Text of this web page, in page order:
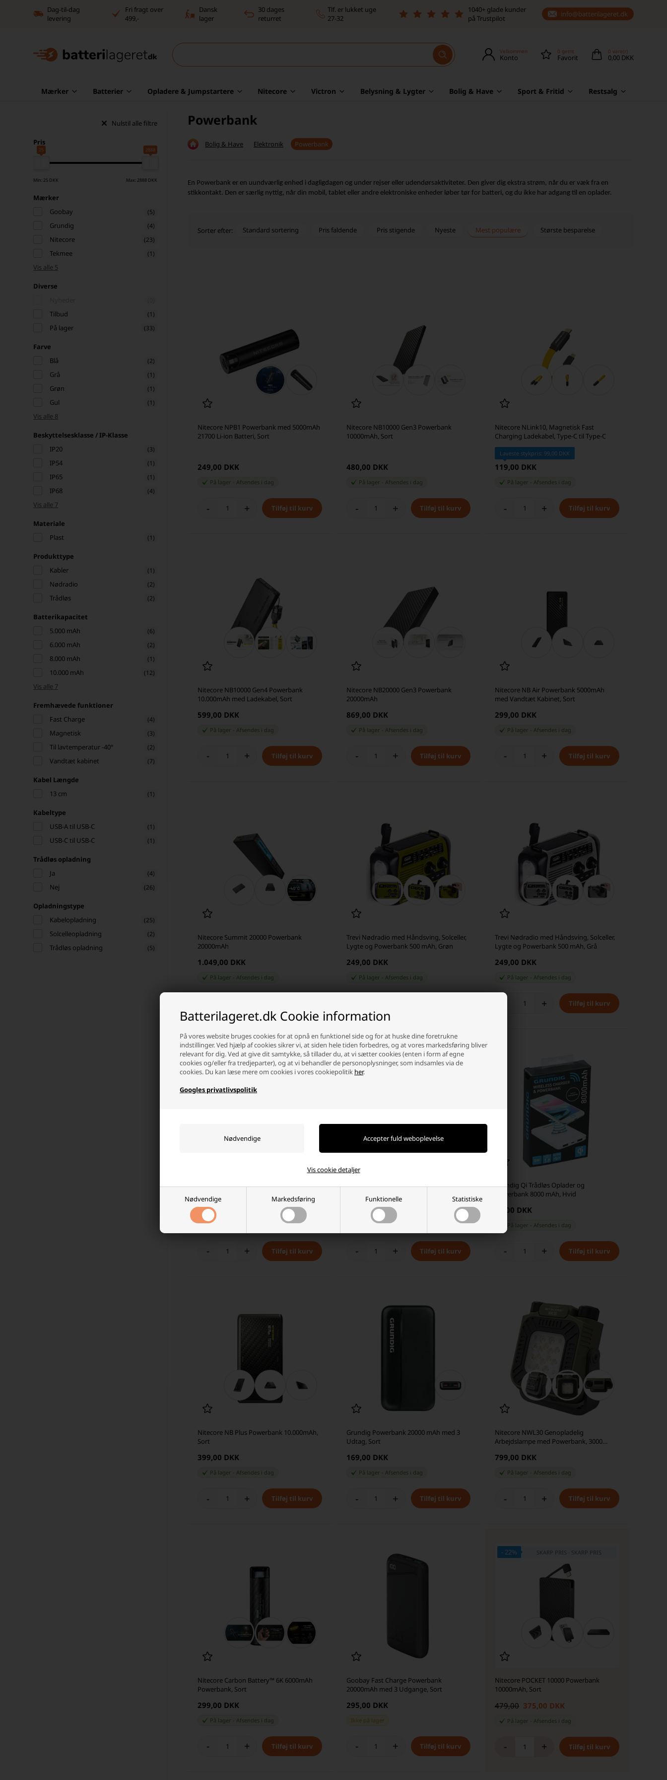
Batterilageret.dk Cookie information
På vores website bruges cookies for at opnå en funktionel side og for at huske dine foretrukne
indstillinger. Ved hjælp af cookies sikrer vi, at siden hele tiden forbedres, og at vores markedsføring bliver
relevant for dig. Ved at give dit samtykke, så tillader du, at vi sætter cookies (enten i form af egne
cookies og/eller fra tredjeparter), og at vi behandler de personoplysninger, som indsamles via de
cookies. Du kan læse mere om cookies i vores cookiepolitik her.
Googles privatlivspolitik
Nødvendige Markedsføring Funktionelle Statistiske
Vis cookie detaljer
Dag-til-dag
levering
Fri fragt over
499,-
Dansk
lager
30 dages
returret
Tlf. er lukket uge
27-32
1040+ glade kunder
på Trustpilot
info@batterilageret.dk
Velkommen
Konto
0 gemt
Favorit
0 vare(r)
0,00 DKK
Mærker Batterier Opladere & Jumpstartere Nitecore Victron Belysning & Lygter Bolig & Have Sport & Fritid Restsalg
Nulstil alle filtre
Pris
25 2888
Min: 25 DKK Max: 2888 DKK
Mærker
Goobay
(5)
Grundig (4)
Nitecore (23)
Tekmee (1)
Vis alle 5
Diverse
Tilbud (1)
På lager (33)
Farve
Blå
(2)
Grå (1)
Grøn (1)
Gul (1)
Vis alle 8
Beskyttelsesklasse / IP-Klasse
IP20
(3)
IP54 (1)
IP65 (1)
IP68 (4)
Vis alle 7
Materiale
Plast
(1)
Produkttype
Kabler
(1)
Nødradio (2)
Trådløs (2)
Batterikapacitet
5.000 mAh
(6)
6.000 mAh (2)
8.000 mAh (1)
10.000 mAh (12)
Vis alle 7
Fremhævede funktioner
Fast Charge
(4)
Magnetisk (3)
Til lavtemperatur -40° (2)
Vandtæt kabinet (7)
Kabel Længde
13 cm
(1)
Kabeltype
USB-A til USB-C
(1)
USB-C til USB-C (1)
Trådløs opladning
Ja
(4)
Nej (26)
Opladningstype
Kabelopladning
(25)
Solcelleopladning (2)
Trådløs opladning (5)
Powerbank
Bolig & Have Elektronik Powerbank
En Powerbank er en uundværlig enhed i dagligdagen og under rejser eller udendørsaktiviteter. Den giver dig ekstra strøm, når du er væk fra en
stikkontakt. Den er særlig nyttig, når din mobil, tablet eller andre elektroniske enheder løber tør for batteri, og du ikke har adgang til en oplader.
Sorter efter: Standard sortering Pris faldende Pris stigende Nyeste Mest populære Største besparelse
Nitecore NPB1 Powerbank med 5000mAh
21700 Li-ion Batteri, Sort
249,00 DKK
På lager -Afsendes i dag
- +
Nitecore NB10000 Gen3 Powerbank
10000mAh, Sort
480,00 DKK
På lager Afsendes i dag
- +
Nitecore NLink10, Magnetisk Fast
Charging Ladekabel, Type-C til Type-C
Laveste stykpris: 99,00 DKK
119,00 DKK
På lager -Afsendes i dag
- +
Nitecore NB10000 Gen4 Powerbank
10.000mAh med Ladekabel, Sort
599,00 DKK
På lager Afsendes i dag
- +
Nitecore NB20000 Gen3 Powerbank
20000mAh
869,00 DKK
På lager Afsendes i dag
- +
Nitecore NB Air Powerbank 5000mAh
med Vandtæt Kabinet, Sort
299,00 DKK
På lager Afsendes i dag
- +
Nitecore Summit 20000 Powerbank
20000mAh
1.049,00 DKK
På lager -Afsendes i dag
Trevi Nødradio med Håndsving, Solceller,
Lygte og Powerbank 500 mAh, Grøn
249,00 DKK
På lager Afsendes i dag
Trevi Nødradio med Håndsving, Solceller,
Lygte og Powerbank 500 mAh, Grå
249,00 DKK
På lager -Afsendes i dag
+
Tekmee Trådløs Oplader 10W til Iphone
99,00 DKK
På lager
- +
Goobay Trådløs Oplader 5W til Iphone og
25,00 DKK
På lager-Afsendes
- +
Grundig Qi Trådløs Oplader og
Powerbank 8000 mAh, Hvid
99,00 DKK
På lager Afsendes i dag
- +
Nitecore NB Plus Powerbank 10.000mAh,
Sort
399,00 DKK
På lager -Afsendes i dag
- +
Grundig Powerbank 20000 mAh med 3
Udtag, Sort
169,00 DKK
På lager Afsendes i dag
- +
Nitecore NWL30 Genopladelig
Arbejdslampe med Powerbank, 3000
799,00 DKK
På lager -Afsendes i dag
- +
Nitecore Carbon Battery™ 6K 6000mAh
Powerbank, Sort
299,00 DKK
På lager Afsendes i dag
- +
Goobay Fast Charge Powerbank
20000mAh med 3 Udgange, Sort
295,00 DKK
Ikke på lager
- +
- 22% SKARP PRIS · SKARP PRIS
Nitecore POCKET 10000 Powerbank
10000mAh, Sort
479,00 375,00 DKK
På lager Afsendes i dag
- +